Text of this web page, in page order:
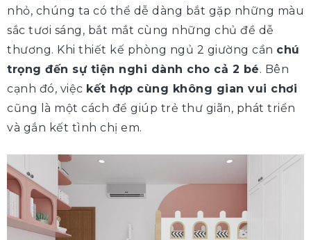
nhỏ, chúng ta có thể dễ dàng bắt gặp những màu
sắc tươi sáng, bắt mắt cùng những chủ đề dễ
thương. Khi thiết kế phòng ngủ 2 giường cần chú
trọng đến sự tiện nghi dành cho cả 2 bé. Bên
cạnh đó, việc kết hợp cùng không gian vui chơi
cũng là một cách để giúp trẻ thư giãn, phát triển
và gắn kết tình chị em.